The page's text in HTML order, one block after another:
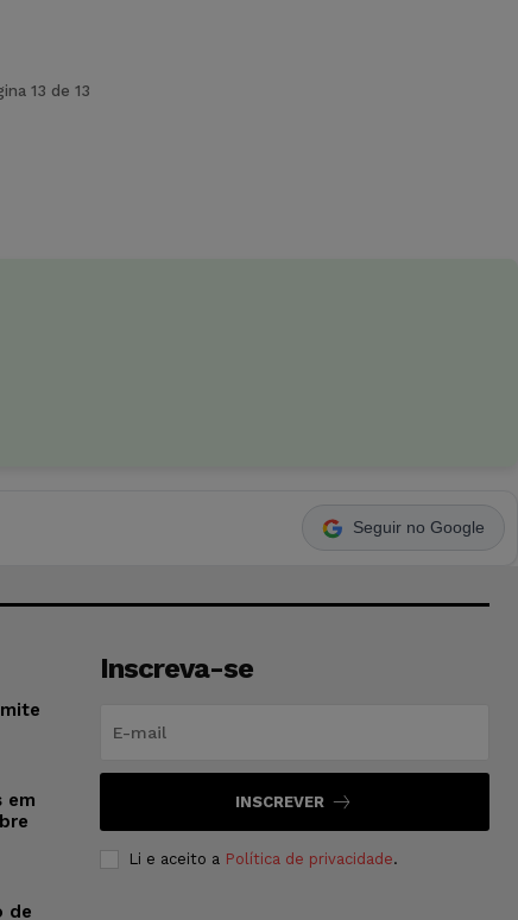
13 de 13
Seguir no Google
em
de
Inscreva-se
INSCREVER
Li e aceito a Política de privacidade.